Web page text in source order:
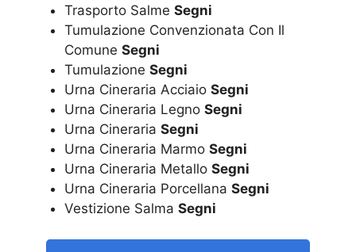
Trasporto Salme Segni
Tumulazione Convenzionata Con Il
Comune Segni
Tumulazione Segni
Urna Cineraria Acciaio Segni
Urna Cineraria Legno Segni
Urna Cineraria Segni
Urna Cineraria Marmo Segni
Urna Cineraria Metallo Segni
Urna Cineraria Porcellana Segni
Vestizione Salma Segni